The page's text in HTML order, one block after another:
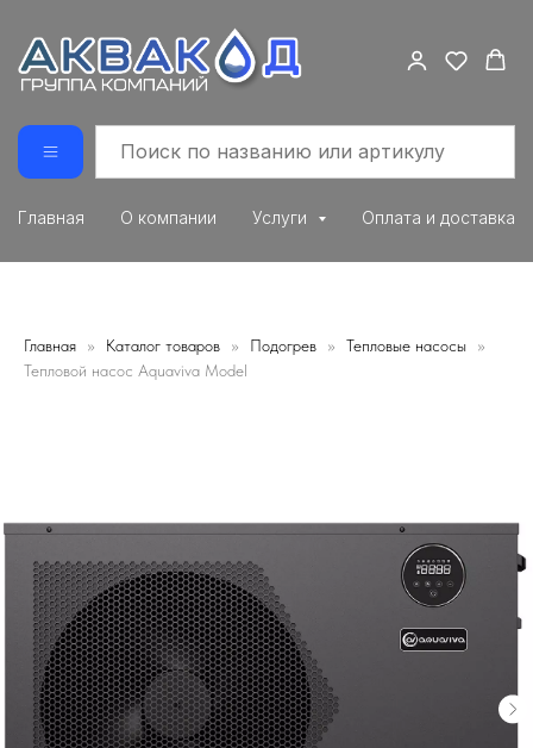
Главная О компании Услуги Оплата и доставка
Главная Каталог товаров Подогрев
Тепловые насосы
Тепловой насос Aquaviva Model